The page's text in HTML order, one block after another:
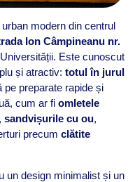
modern din centrul
Ion Câmpineanu nr.
Este cunoscut
și atractiv: totul în jurul
preparate rapide și
cum ar fi omletele
sandvișurile cu ou,
precum clătite
un design minimalist și un